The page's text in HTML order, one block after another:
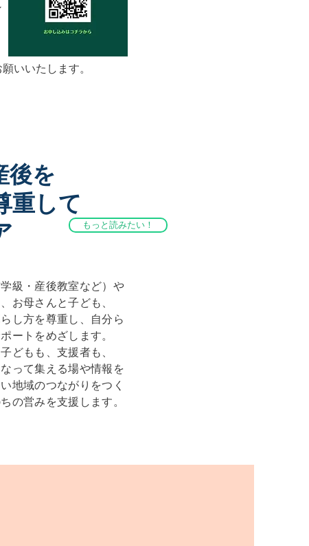
いいたします。
後を
重して
もっと読みたい！
級・産後教室など）や
お母さんと子ども、
し方を尊重し、自分ら
ートをめざします。
どもも、支援者も、
って集える場や情報を
地域のつながりをつく
の営みを支援します。